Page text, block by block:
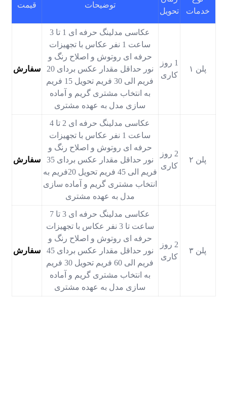
خدمات
تحویل
توضیحات قیمت
پلن ۱
کاری
عکاسی مدلینگ حرفه ای 1 تا 3
سازی مدل به عهده مشتری
سفارش
پلن ۲
کاری
عکاسی مدلینگ حرفه ای 2 تا 4
مدل به عهده مشتری
سفارش
پلن ۳
کاری
سازی مدل به عهده مشتری
سفارش